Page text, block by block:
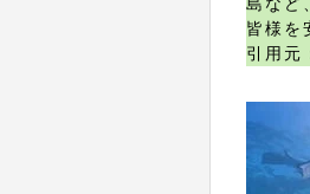
皆様を
引用